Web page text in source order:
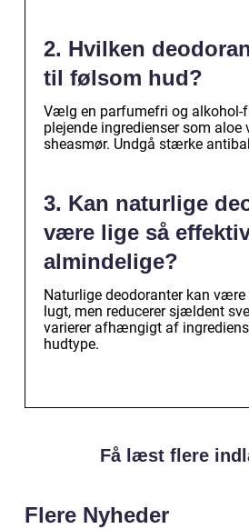
2. Hvilken
til følsom hud?
Vælg en parfumefri og alkohol-
plejende ingredienser som aloe
sheasmør. Undgå stærke
3. Kan naturlige
være lige så
almindelige?
Naturlige deodoranter kan
lugt, men reducerer sjældent
varierer afhængigt af
hudtype.
Få læst flere
Flere Nyheder